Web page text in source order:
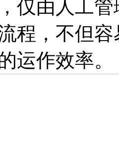
仅由人工
程，不但
运作效率。